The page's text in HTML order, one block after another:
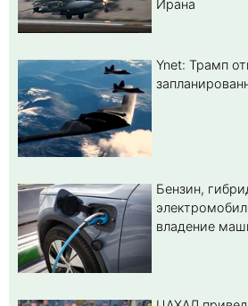
Ирана
Ynet: Трамп
Бензин,
владение